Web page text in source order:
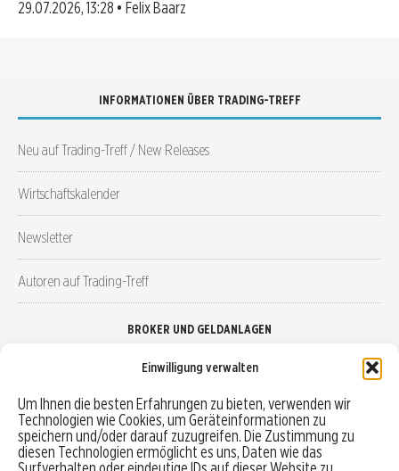
Einwilligung verwalten
Um Ihnen die besten Erfahrungen zu bieten, verwenden wir
Technologien wie Cookies, um Geräteinformationen zu
speichern und/oder darauf zuzugreifen. Die Zustimmung zu
diesen Technologien ermöglicht es uns, Daten wie das
29.07.2026, 13:28 • Felix Baarz
INFORMATIONEN ÜBER TRADING-TREFF
Neu auf Trading-Treff / New Releases
Wirtschaftskalender
Newsletter
Autoren auf Trading-Treff
BROKER UND GELDANLAGEN
Robo-Advisor vergleichen
Depotvergleich